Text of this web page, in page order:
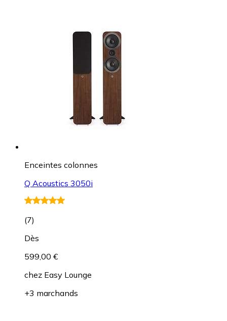
Enceintes colonnes
Q Acoustics 3050i
(7)
Dès
599,00 €
chez Easy Lounge
+3 marchands